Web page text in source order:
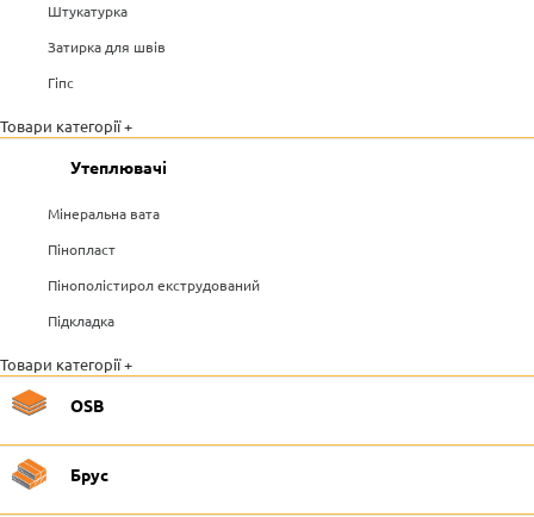
Штукатурка
Затирка для швів
Гіпс
Товари категорії +
Утеплювачі
Мінеральна вата
Пінопласт
Пінополістирол екструдований
Підкладка
Товари категорії +
OSB
Брус